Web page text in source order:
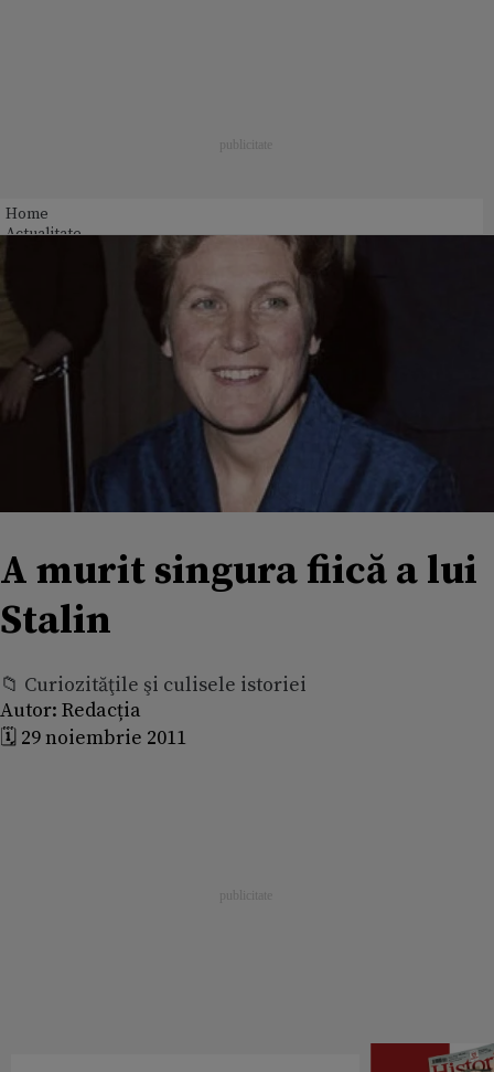
Home
Actualitate
A murit singura fiică a lui
Stalin
📁 Curiozităţile şi culisele istoriei
Autor: Redacția
🗓️ 29 noiembrie 2011